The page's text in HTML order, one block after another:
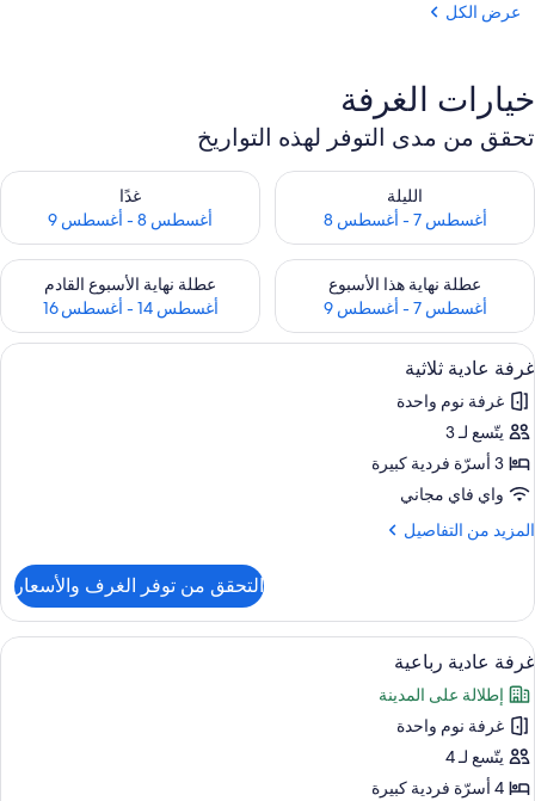
عرض الكل
خيارات الغرفة
تحقق من مدى التوفر لهذه التواريخ
الليلة
أغسطس 7 - أغسطس 8
تحقق من مدى التوفر لليلة للفترة أغسطس 7 - أغسطس 8
غدًا
أغسطس 8 - أغسطس 9
تحقق من مدى التوفر لغد للفترة أغسطس
عطلة نهاية هذا الأسبوع
أغسطس 7 - أغسطس 9
تحقق من مدى التوفر لعطلة نهاية هذا الأسبوع للفترة أغسطس 7 - أغسطس 9
عطلة نهاية الأسبوع القادم
أغسطس 14 - أغسطس 16
تحقق من مدى التوفر لعطلة نهاية
استعراض
جميع
صور
غرفة
عادية
ثلاثية
تجهيزات عازلة للصوت وواي فاي مجانًا
7
غرفة عادية ثلاثية
غرفة نوم واحدة
يتّسع لـ 3
3 أسرّة فردية كبيرة
واي فاي مجاني
المزيد من التفاصيل
المزيد
غرفة
عادية
ثلاثية
التحقق من توفر الغرف والأسعار
استعراض
جميع
صور
غرفة
عادية
رباعية
تجهيزات عازلة للصوت وواي فاي مجانًا
7
غرفة عادية رباعية
إطلالة على المدينة
غرفة نوم واحدة
يتّسع لـ 4
4 أسرّة فردية كبيرة